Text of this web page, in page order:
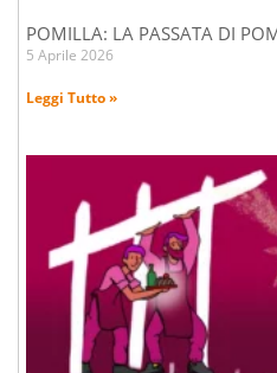
POMILLA: LA PASSATA DI
5 Aprile 2026
Leggi Tutto »